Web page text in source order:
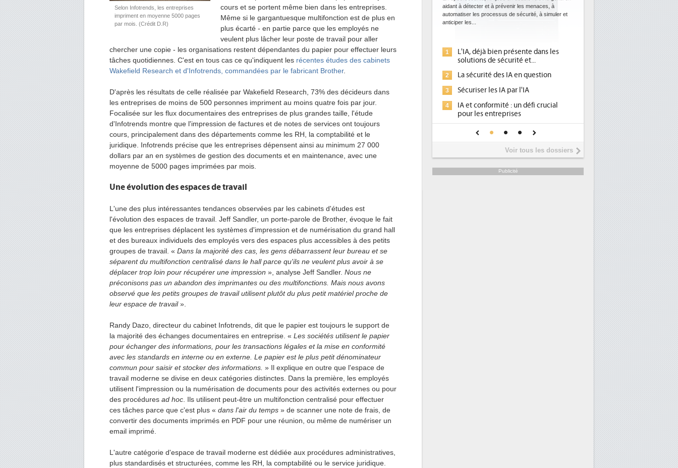
Selon Infotrends, les entreprises
impriment en moyenne 5000 pages
par mois. (Crédit D.R)
cours et se portent même bien dans les entreprises.
Même si le gargantuesque multifonction est de plus en
plus écarté - en partie parce que les employés ne
veulent plus lâcher leur poste de travail pour aller
chercher une copie - les organisations restent dépendantes du papier pour effectuer leurs
tâches quotidiennes. C'est en tous cas ce qu'indiquent les récentes études des cabinets
Wakefield Research et d'Infotrends, commandées par le fabricant Brother.
D'après les résultats de celle réalisée par Wakefield Research, 73% des décideurs dans
les entreprises de moins de 500 personnes impriment au moins quatre fois par jour.
Focalisée sur les flux documentaires des entreprises de plus grandes taille, l'étude
d'Infotrends montre que l'impression de factures et de notes de services ont toujours
cours, principalement dans des départements comme les RH, la comptabilité et le
juridique. Infotrends précise que les entreprises dépensent ainsi au minimum 27 000
dollars par an en systèmes de gestion des documents et en maintenance, avec une
moyenne de 5000 pages imprimées par mois.
Une évolution des espaces de travail
L'une des plus intéressantes tendances observées par les cabinets d'études est
l'évolution des espaces de travail. Jeff Sandler, un porte-parole de Brother, évoque le fait
que les entreprises déplacent les systèmes d'impression et de numérisation du grand hall
et des bureaux individuels des employés vers des espaces plus accessibles à des petits
groupes de travail. « Dans la majorité des cas, les gens débarrassent leur bureau et se
séparent du multifonction centralisé dans le hall parce qu'ils ne veulent plus avoir à se
déplacer trop loin pour récupérer une impression », analyse Jeff Sandler. Nous ne
préconisons pas un abandon des imprimantes ou des multifonctions. Mais nous avons
observé que les petits groupes de travail utilisent plutôt du plus petit matériel proche de
leur espace de travail».
Randy Dazo, directeur du cabinet Infotrends, dit que le papier est toujours le support de
la majorité des échanges documentaires en entreprise. « Les sociétés utilisent le papier
pour échanger des informations, pour les transactions légales et la mise en conformité
avec les standards en interne ou en externe. Le papier est le plus petit dénominateur
commun pour saisir et stocker des informations. » Il explique en outre que l'espace de
travail moderne se divise en deux catégories distinctes. Dans la première, les employés
utilisent l'impression ou la numérisation de documents pour des activités externes ou pour
des procédures ad hoc . Ils utilisent peut-être un multifonction centralisé pour effectuer
ces tâches parce que c'est plus « dans l'air du temps » de scanner une note de frais, de
convertir des documents imprimés en PDF pour une réunion, ou même de numériser un
email imprimé.
L'autre catégorie d'espace de travail moderne est dédiée aux procédures administratives,
plus standardisés et structurées, comme les RH, la comptabilité ou le service juridique.
aidant à détecter et à prévenir les menaces, à
automatiser les processus de sécurité, à simuler et
L'IA, déjà bien présente dans les
solutions de sécurité et...
La sécurité des IA en question
Sécuriser les IA par l'IA
IA et conformité : un défi crucial
pour les entreprises
Une IA de confiance pour une IA
ce que recherchent les pouvoirs publics
Phocea DC dans les cordes pour
Interview de Fabrice Coquio,
président de Digital Realty...
6
Trimestriels IBM : L'activité
soutient les...
Voir tous les dossiers
Publicité